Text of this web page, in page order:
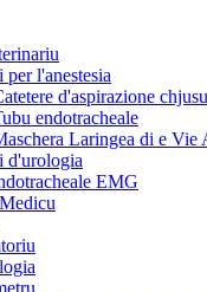
per l'anestesia
d'aspirazione chjusu
endotracheale
Laringea di e Vie
d'urologia
EMG